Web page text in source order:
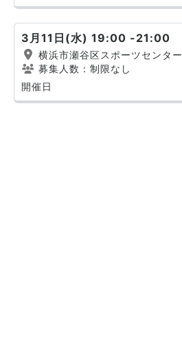
3月11日(水) 19:00 -21:00
横浜市瀬谷区スポーツセンター
募集人数：制限なし
開催日